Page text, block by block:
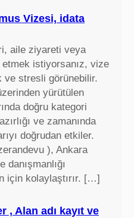
Vizesi, idata
aile ziyareti veya
istiyorsanız, vize
ve stresli görünebilir.
yürütülen
doğru kategori
ve zamanında
doğrudan etkiler.
), Ankara
için kolaylaştırır. […]
, Alan adı kayıt ve